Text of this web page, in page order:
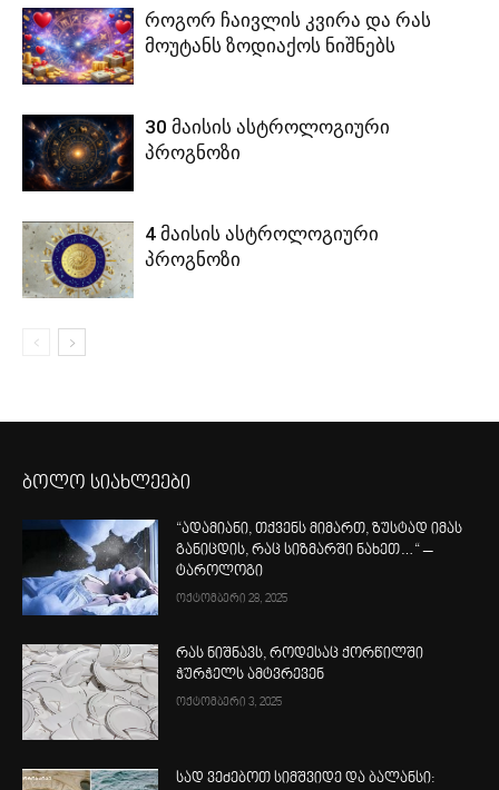
როგორ ჩაივლის კვირა და რას
მოუტანს ზოდიაქოს ნიშნებს
30 მაისის ასტროლოგიური
პროგნოზი
4 მაისის ასტროლოგიური
პროგნოზი
ბოლო სიახლეები
“ადამიანი, თქვენს მიმართ, ზუსტად იმას
განიცდის, რაც სიზმარში ნახეთ…“ –
ტაროლოგი
ოქტომბერი 28, 2025
რას ნიშნავს, როდესაც ქორწილში
ჭურჭელს ამტვრევენ
ოქტომბერი 3, 2025
სად ვეძებოთ სიმშვიდე და ბალანსი: